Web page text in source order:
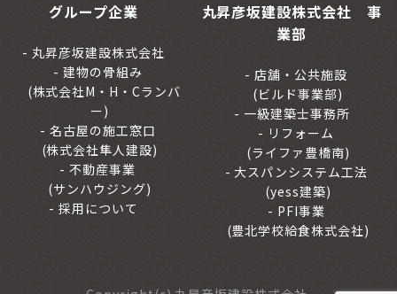
グループ企業
丸昇彦坂建設株式会社
建物の骨組み
(株式会社M・H・Cランバ
ー)
名古屋の施工窓口
(株式会社隼人建設)
不動産事業
(サンハウジング)
採用について
丸昇彦坂建設株式会社 事
業部
店舗・公共施設
(ビルド事業部)
一級建築士事務所
リフォーム
(ライファ豊橋南)
大スパンシステム工法
(yess建築)
PFI事業
(豊北学校給食株式会社)